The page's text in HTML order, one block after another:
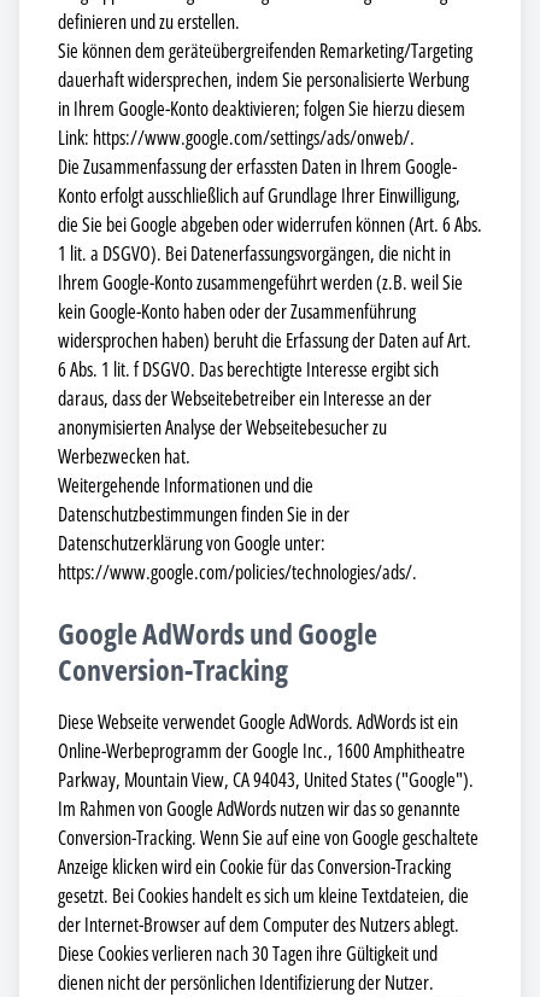
definieren und zu erstellen.
Sie können dem geräteübergreifenden Remarketing/Targeting
dauerhaft widersprechen, indem Sie personalisierte Werbung
in Ihrem Google-Konto deaktivieren; folgen Sie hierzu diesem
Link: https://www.google.com/settings/ads/onweb/.
Die Zusammenfassung der erfassten Daten in Ihrem Google-
Konto erfolgt ausschließlich auf Grundlage Ihrer Einwilligung,
die Sie bei Google abgeben oder widerrufen können (Art. 6 Abs.
1 lit. a DSGVO). Bei Datenerfassungsvorgängen, die nicht in
Ihrem Google-Konto zusammengeführt werden (z.B. weil Sie
kein Google-Konto haben oder der Zusammenführung
widersprochen haben) beruht die Erfassung der Daten auf Art.
6 Abs. 1 lit. f DSGVO. Das berechtigte Interesse ergibt sich
daraus, dass der Webseitebetreiber ein Interesse an der
anonymisierten Analyse der Webseitebesucher zu
Werbezwecken hat.
Weitergehende Informationen und die
Datenschutzbestimmungen finden Sie in der
Datenschutzerklärung von Google unter:
https://www.google.com/policies/technologies/ads/.
Google AdWords und Google
Conversion-Tracking
Diese Webseite verwendet Google AdWords. AdWords ist ein
Online-Werbeprogramm der Google Inc., 1600 Amphitheatre
Parkway, Mountain View, CA 94043, United States ("Google").
Im Rahmen von Google AdWords nutzen wir das so genannte
Conversion-Tracking. Wenn Sie auf eine von Google geschaltete
Anzeige klicken wird ein Cookie für das Conversion-Tracking
gesetzt. Bei Cookies handelt es sich um kleine Textdateien, die
der Internet-Browser auf dem Computer des Nutzers ablegt.
Diese Cookies verlieren nach 30 Tagen ihre Gültigkeit und
dienen nicht der persönlichen Identifizierung der Nutzer.